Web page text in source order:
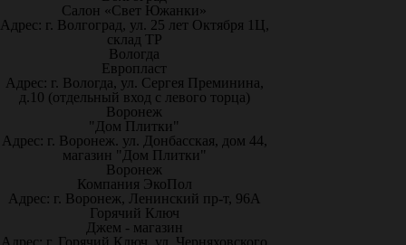
Салон «Свет Южанки»
Адрес: г. Волгоград, ул. 25 лет Октября 1Ц,
склад ТР
Вологда
Европласт
Адрес: г. Вологда, ул. Сергея Преминина,
д.10 (отдельный вход с левого торца)
Воронеж
"Дом Плитки"
Адрес: г. Воронеж. ул. Донбасская, дом 44,
магазин "Дом Плитки"
Воронеж
Компания ЭкоПол
Адрес: г. Воронеж, Ленинский пр-т, 96А
Горячий Ключ
Джем - магазин
Адрес: г. Горячий Ключ, ул. Черняховского